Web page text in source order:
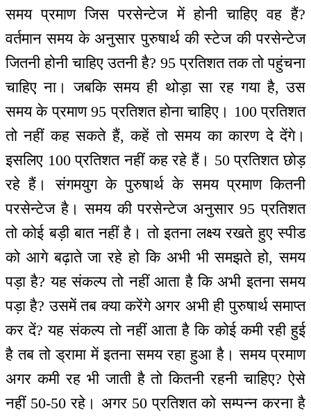
समय प्रमाण जिस परसेन्टेज में होनी चाहिए वह हैं?
वर्तमान समय के अनुसार पुरुषार्थ की स्टेज की परसेन्टेज
जितनी होनी चाहिए उतनी है? 95 प्रतिशत तक तो पहुंचना
चाहिए ना। जबकि समय ही थोड़ा सा रह गया है, उस
समय के प्रमाण 95 प्रतिशत होना चाहिए। 100 प्रतिशत
तो नहीं कह सकते हैं, कहें तो समय का कारण दे देंगे।
इसलिए 100 प्रतिशत नहीं कह रहे हैं। 50 प्रतिशत छोड़
रहे हैं। संगमयुग के पुरुषार्थ के समय प्रमाण कितनी
परसेन्टेज है। समय की परसेन्टेज अनुसार 95 प्रतिशत
तो कोई बड़ी बात नहीं है। तो इतना लक्ष्य रखते हुए स्पीड
को आगे बढ़ाते जा रहे हो कि अभी भी समझते हो, समय
पड़ा है? यह संकल्प तो नहीं आता है कि अभी इतना समय
पड़ा है? उसमें तब क्या करेंगे अगर अभी ही पुरुषार्थ समाप्त
कर दें? यह संकल्प तो नहीं आता है कि कोई कमी रही हुई
है तब तो ड्रामा में इतना समय रहा हुआ है। समय प्रमाण
अगर कमी रह भी जाती है तो कितनी रहनी चाहिए? ऐसे
नहीं 50-50 रहे। अगर 50 प्रतिशत को सम्पन्न करना है